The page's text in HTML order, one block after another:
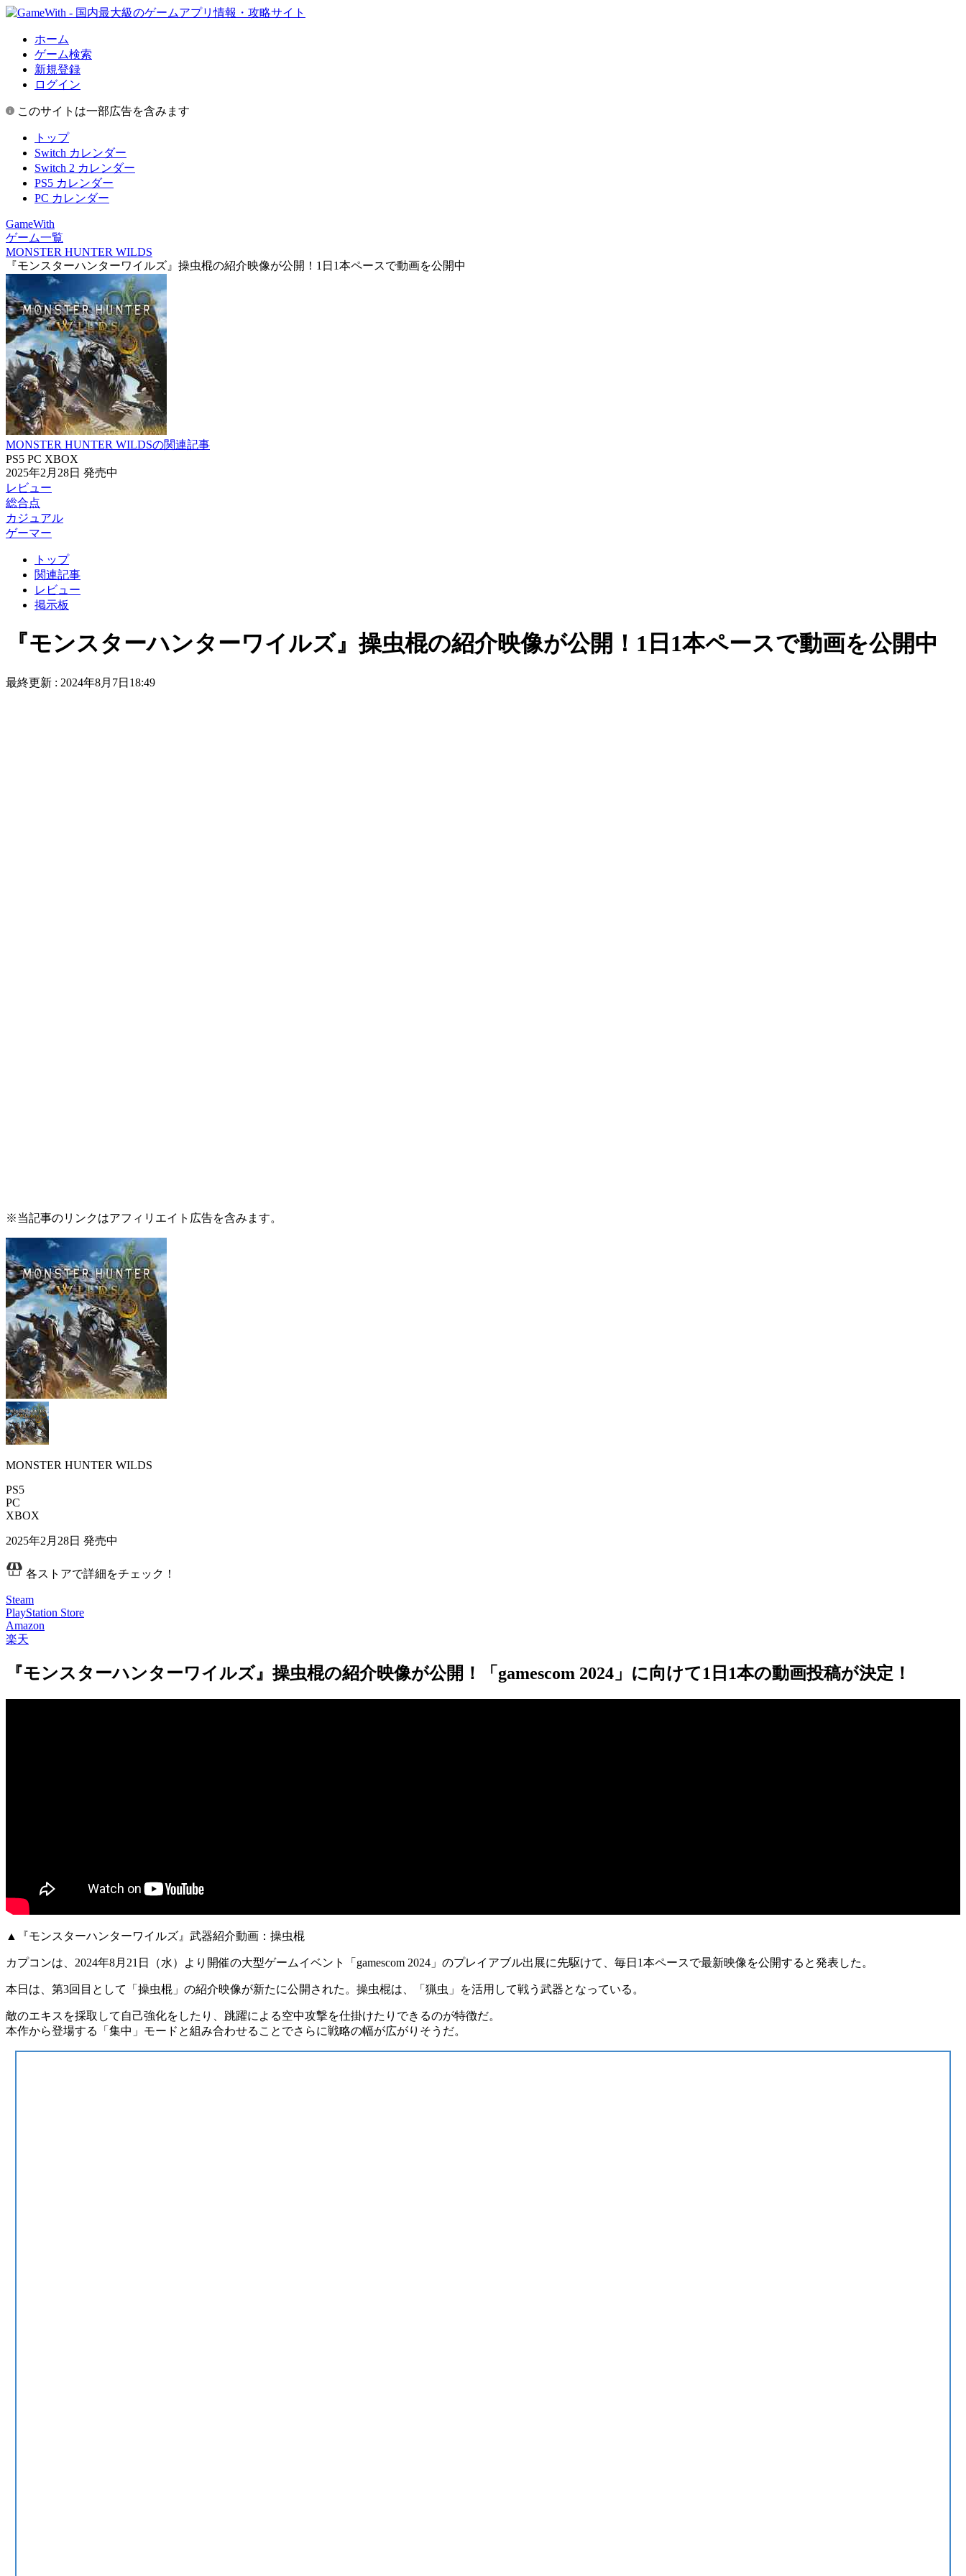
ホーム
ゲーム検索
新規登録
ログイン
このサイトは一部広告を含みます
トップ
Switch カレンダー
Switch 2 カレンダー
PS5 カレンダー
PC カレンダー
GameWith
ゲーム一覧
MONSTER HUNTER WILDS
『モンスターハンターワイルズ』操虫棍の紹介映像が公開！1日1本ペースで動画を公開中
MONSTER HUNTER WILDSの関連記事
PS5 PC XBOX
2025年2月28日 発売中
レビュー
総合点
カジュアル
ゲーマー
トップ
関連記事
レビュー
掲示板
『モンスターハンターワイルズ』操虫棍の紹介映像が公開！1日1本ペースで動画を公開中
最終更新 : 2024年8月7日18:49
※当記事のリンクはアフィリエイト広告を含みます。
MONSTER HUNTER WILDS
PS5
PC
XBOX
2025年2月28日 発売中
各ストアで詳細をチェック！
Steam
PlayStation Store
Amazon
楽天
『モンスターハンターワイルズ』操虫棍の紹介映像が公開！「gamescom 2024」に向けて1日1本の動画投稿が決定！
▲『モンスターハンターワイルズ』武器紹介動画：操虫棍
カプコンは、2024年8月21日（水）より開催の大型ゲームイベント 「gamescom 2024」のプレイアブル出展に先駆けて、毎日1本ペースで最新映像を公開すると発表した。
本日は、第3回目として 「操虫棍」 の紹介映像が新たに公開された。操虫棍は、「猟虫」を活用して戦う武器となっている。
敵のエキスを採取して自己強化をしたり、跳躍による空中攻撃を仕掛けたりできるのが特徴だ。
本作から登場する「集中」モードと組み合わせることでさらに戦略の幅が広がりそうだ。